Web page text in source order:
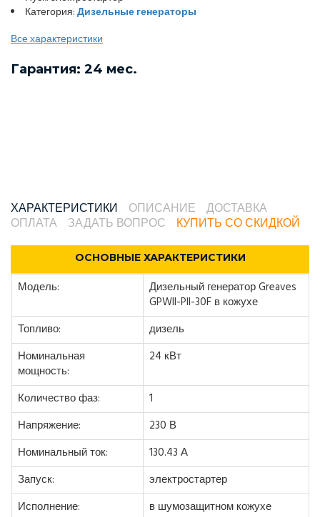
Категория:Дизельные генераторы
Все характеристики
Гарантия: 24 мес.
ХАРАКТЕРИСТИКИ ОПИСАНИЕ
ДОСТАВКА
ОПЛАТА
ЗАДАТЬ ВОПРОС КУПИТЬ СО СКИДКОЙ
ОСНОВНЫЕ ХАРАКТЕРИСТИКИ
Модель:
Дизельный генератор Greaves
GPWII-PII-30F в кожухе
Топливо:
дизель
Номинальная
мощность:
24 кВт
Количество фаз:
1
Напряжение:
230 В
Номинальный ток:
130.43 А
Запуск:
электростартер
Исполнение:
в шумозащитном кожухе